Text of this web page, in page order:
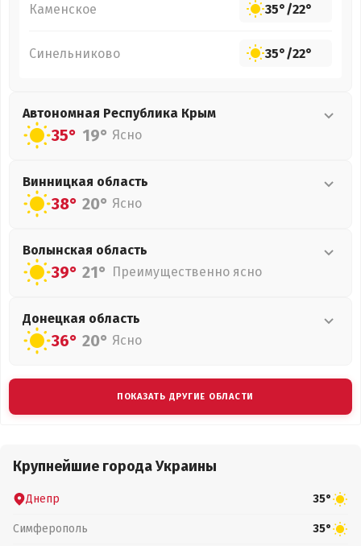
Каменское 35°/22°
Синельниково 35°/22°
Автономная Республика Крым
35° 19° Ясно
Винницкая область
38° 20° Ясно
Волынская область
39° 21° Преимущественно ясно
Донецкая область
36° 20° Ясно
ПОКАЗАТЬ ДРУГИЕ ОБЛАСТИ
Крупнейшие города Украины
Днепр 35°
Симферополь 35°